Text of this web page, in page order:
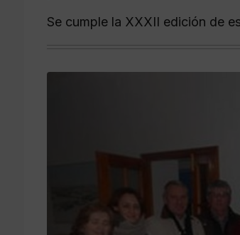
Se cumple la XXXII edición de